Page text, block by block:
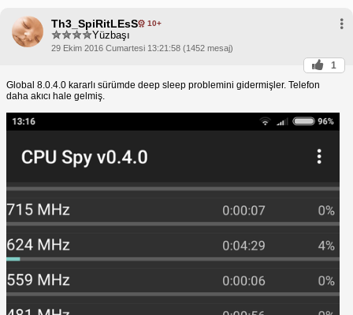
Th3_SpiRitLEsS 10+
Yüzbaşı
29 Ekim 2016 Cumartesi 13:21:58 (1452 mesaj)
1
Global 8.0.4.0 kararlı sürümde deep sleep problemini gidermişler. Telefon
daha akıcı hale gelmiş.